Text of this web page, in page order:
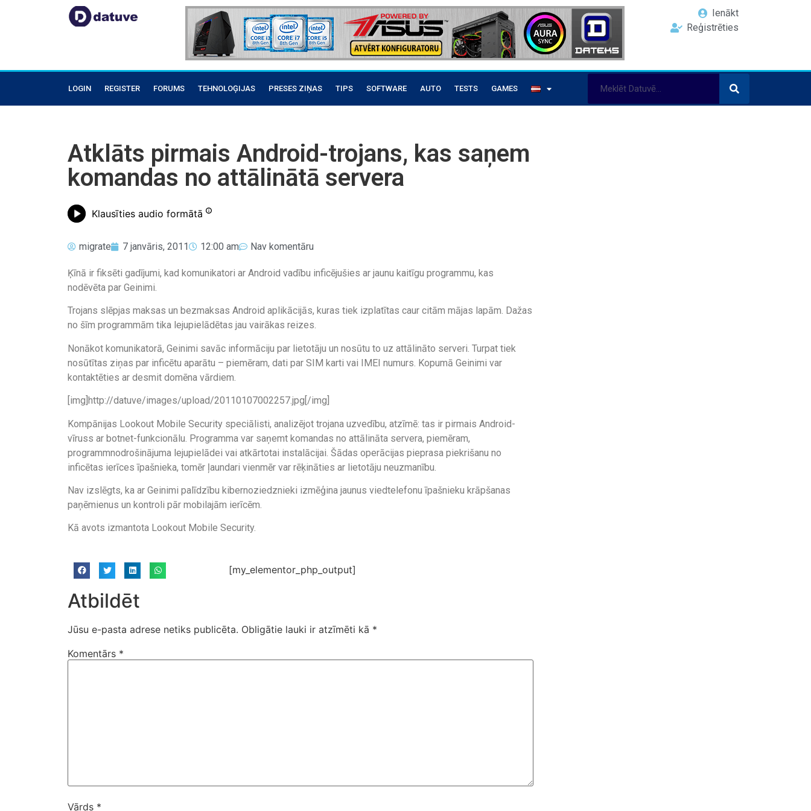
Ienākt
Reģistrēties
LOGIN REGISTER FORUMS TEHNOLOĢIJAS PRESES ZIŅAS TIPS SOFTWARE AUTO TESTS GAMES
Atklāts pirmais Android-trojans, kas saņem
komandas no attālinātā servera
Klausīties audio formātā
migrate 7 janvāris, 2011 12:00 am Nav komentāru
Ķīnā ir fiksēti gadījumi, kad komunikatori ar Android vadību inficējušies ar jaunu kaitīgu programmu, kas
nodēvēta par Geinimi.
Trojans slēpjas maksas un bezmaksas Android aplikācijās, kuras tiek izplatītas caur citām mājas lapām. Dažas
no šīm programmām tika lejupielādētas jau vairākas reizes.
Nonākot komunikatorā, Geinimi savāc informāciju par lietotāju un nosūtu to uz attālināto serveri. Turpat tiek
nosūtītas ziņas par inficētu aparātu – piemēram, dati par SIM karti vai IMEI numurs. Kopumā Geinimi var
kontaktēties ar desmit domēna vārdiem.
[img]http://datuve/images/upload/20110107002257.jpg[/img]
Kompānijas Lookout Mobile Security speciālisti, analizējot trojana uzvedību, atzīmē: tas ir pirmais Android-
vīruss ar botnet-funkcionālu. Programma var saņemt komandas no attālināta servera, piemēram,
programmnodrošinājuma lejupielādei vai atkārtotai instalācijai. Šādas operācijas pieprasa piekrišanu no
inficētas ierīces īpašnieka, tomēr ļaundari vienmēr var rēķināties ar lietotāju neuzmanību.
Nav izslēgts, ka ar Geinimi palīdzību kibernoziedznieki izmēģina jaunus viedtelefonu īpašnieku krāpšanas
paņēmienus un kontroli pār mobilajām ierīcēm.
Kā avots izmantota Lookout Mobile Security.
[my_elementor_php_output]
Atbildēt
Jūsu e-pasta adrese netiks publicēta. Obligātie lauki ir atzīmēti kā *
Komentārs *
Vārds *